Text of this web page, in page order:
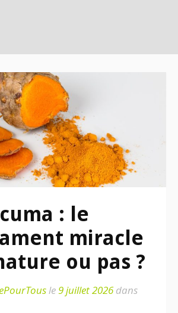
: le
miracle
ou pas ?
le9 juillet 2026dans